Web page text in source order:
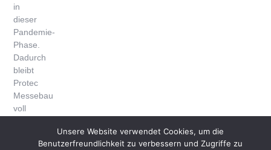
in
dieser
Pandemie-
Phase.
Dadurch
bleibt
Protec
Messebau
voll
Unsere Website verwendet Cookies, um die
Benutzerfreundlichkeit zu verbessern und Zugriffe zu